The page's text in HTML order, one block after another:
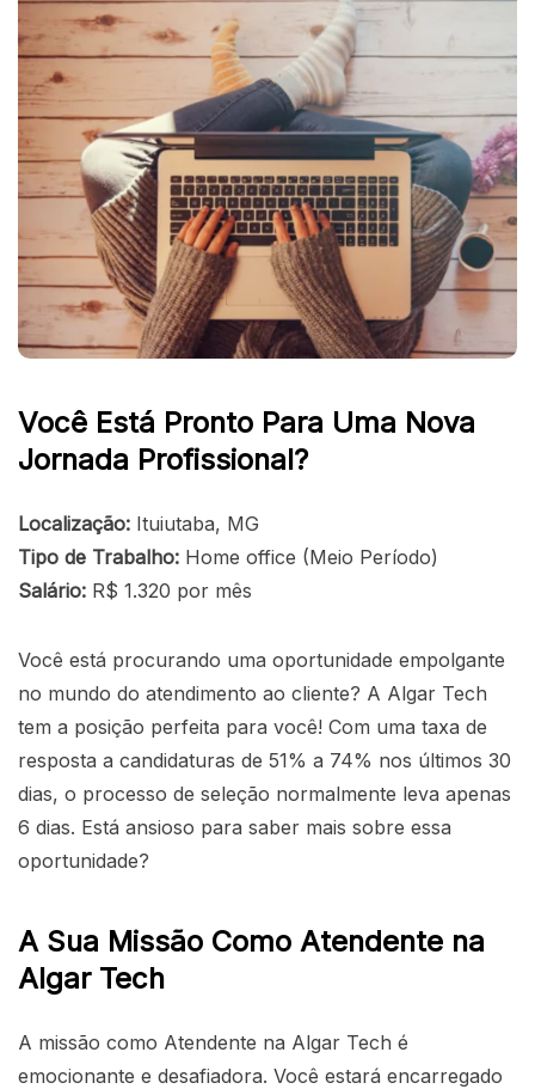
Você Está Pronto Para Uma Nova
Jornada Profissional?
Localização: Ituiutaba, MG
Tipo de Trabalho: Home office (Meio Período)
Salário: R$ 1.320 por mês
Você está procurando uma oportunidade empolgante
no mundo do atendimento ao cliente? A Algar Tech
tem a posição perfeita para você! Com uma taxa de
resposta a candidaturas de 51% a 74% nos últimos 30
dias, o processo de seleção normalmente leva apenas
6 dias. Está ansioso para saber mais sobre essa
oportunidade?
A Sua Missão Como Atendente na
Algar Tech
A missão como Atendente na Algar Tech é
emocionante e desafiadora. Você estará encarregado